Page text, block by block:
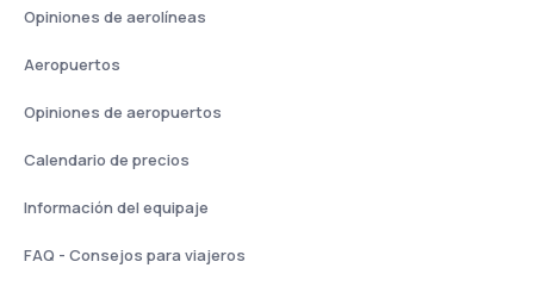
Opiniones de aerolíneas
Aeropuertos
Opiniones de aeropuertos
Calendario de precios
Información del equipaje
FAQ - Consejos para viajeros